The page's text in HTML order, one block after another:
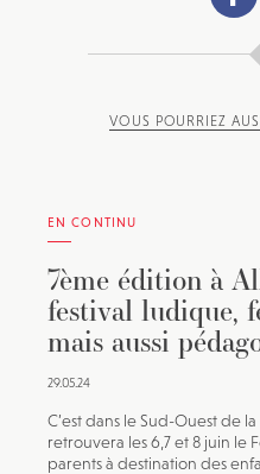
VOUS POURRIEZ
EN CONTINU
7ème édition à
festival ludique,
mais aussi
29.05.24
C’est dans le Sud-Ouest de
retrouvera les 6,7 et 8 juin le
parents à destination des